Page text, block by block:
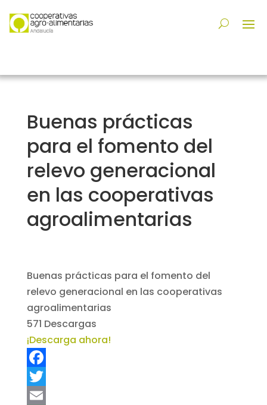
Buenas prácticas
para el fomento del
relevo generacional
en las cooperativas
agroalimentarias
Buenas prácticas para el fomento del
relevo generacional en las cooperativas
agroalimentarias
571 Descargas
¡Descarga ahora!
F
a
T